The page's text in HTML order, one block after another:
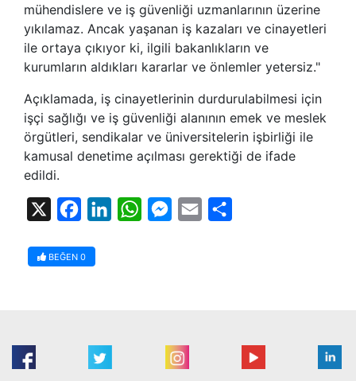
mühendislere ve iş güvenliği uzmanlarının üzerine
yıkılamaz. Ancak yaşanan iş kazaları ve cinayetleri
ile ortaya çıkıyor ki, ilgili bakanlıkların ve
kurumların aldıkları kararlar ve önlemler yetersiz."
Açıklamada, iş cinayetlerinin durdurulabilmesi için
işçi sağlığı ve iş güvenliği alanının emek ve meslek
örgütleri, sendikalar ve üniversitelerin işbirliği ile
kamusal denetime açılması gerektiği de ifade
edildi.
FacebookLinkedInWhatsAppMessenger
Email
BEĞEN 0